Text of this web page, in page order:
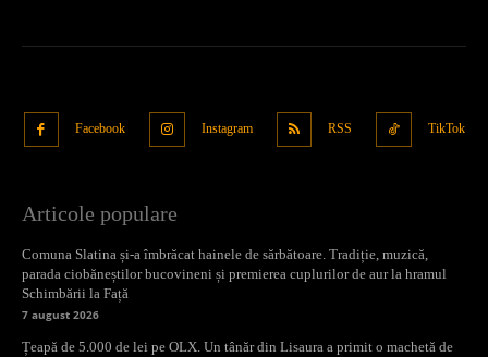
Facebook Instagram RSS TikTok
Articole populare
Comuna Slatina și-a îmbrăcat hainele de sărbătoare. Tradiție, muzică,
parada ciobăneștilor bucovineni și premierea cuplurilor de aur la hramul
Schimbării la Față
7 august 2026
Țeapă de 5.000 de lei pe OLX. Un tânăr din Lisaura a primit o machetă de